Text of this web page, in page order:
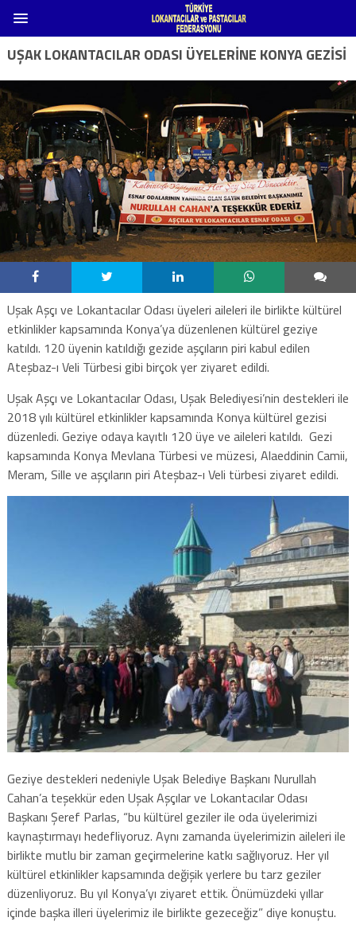
UŞAK LOKANTACILAR ODASI ÜYELERINE KONYA GEZISI
Uşak Aşçı ve Lokantacılar Odası üyeleri aileleri ile birlikte kültürel
etkinlikler kapsamında Konya’ya düzenlenen kültürel geziye
katıldı. 120 üyenin katıldığı gezide aşçıların piri kabul edilen
Ateşbaz-ı Veli Türbesi gibi birçok yer ziyaret edildi.
Uşak Aşçı ve Lokantacılar Odası, Uşak Belediyesi’nin destekleri ile
2018 yılı kültürel etkinlikler kapsamında Konya kültürel gezisi
düzenledi. Geziye odaya kayıtlı 120 üye ve aileleri katıldı. Gezi
kapsamında Konya Mevlana Türbesi ve müzesi, Alaeddinin Camii,
Meram, Sille ve aşçıların piri Ateşbaz-ı Veli türbesi ziyaret edildi.
Geziye destekleri nedeniyle Uşak Belediye Başkanı Nurullah
Cahan’a teşekkür eden Uşak Aşçılar ve Lokantacılar Odası
Başkanı Şeref Parlas, “bu kültürel geziler ile oda üyelerimizi
kaynaştırmayı hedefliyoruz. Aynı zamanda üyelerimizin aileleri ile
birlikte mutlu bir zaman geçirmelerine katkı sağlıyoruz. Her yıl
kültürel etkinlikler kapsamında değişik yerlere bu tarz geziler
düzenliyoruz. Bu yıl Konya’yı ziyaret ettik. Önümüzdeki yıllar
içinde başka illeri üyelerimiz ile birlikte gezeceğiz” diye konuştu.